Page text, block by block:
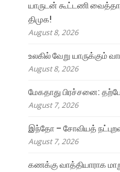
யாருடன் கூட்டணி
திமுக!
August 8, 2026
உலகில் வேறு யாருக்கும்
August 8, 2026
மேகதாது பிரச்சனை:
August 7, 2026
இந்தோ – சோவியத்
August 7, 2026
கணக்கு வாத்தியாராக